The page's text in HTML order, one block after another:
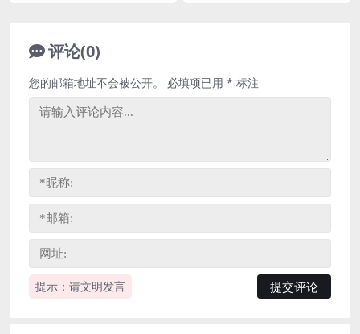
评论(0)
提示：请文明发言
您的邮箱地址不会被公开。 必填项已用 * 标注